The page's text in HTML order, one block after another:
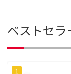
ベストセラ